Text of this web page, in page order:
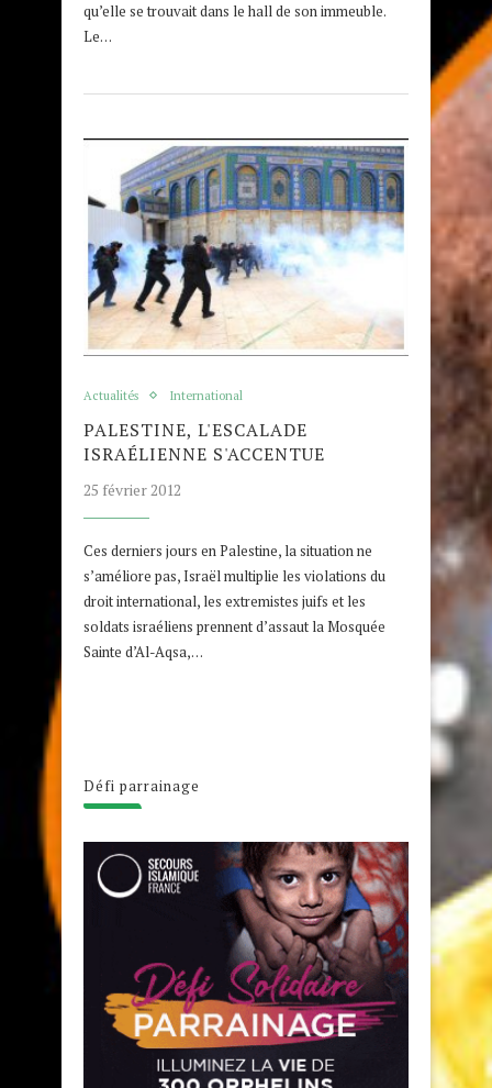
qu’elle se trouvait dans le hall de son immeuble.
Le…
Actualités International
PALESTINE, L'ESCALADE
ISRAÉLIENNE S'ACCENTUE
25 février 2012
Ces derniers jours en Palestine, la situation ne
s’améliore pas, Israël multiplie les violations du
droit international, les extremistes juifs et les
soldats israéliens prennent d’assaut la Mosquée
Sainte d’Al-Aqsa,…
Défi parrainage